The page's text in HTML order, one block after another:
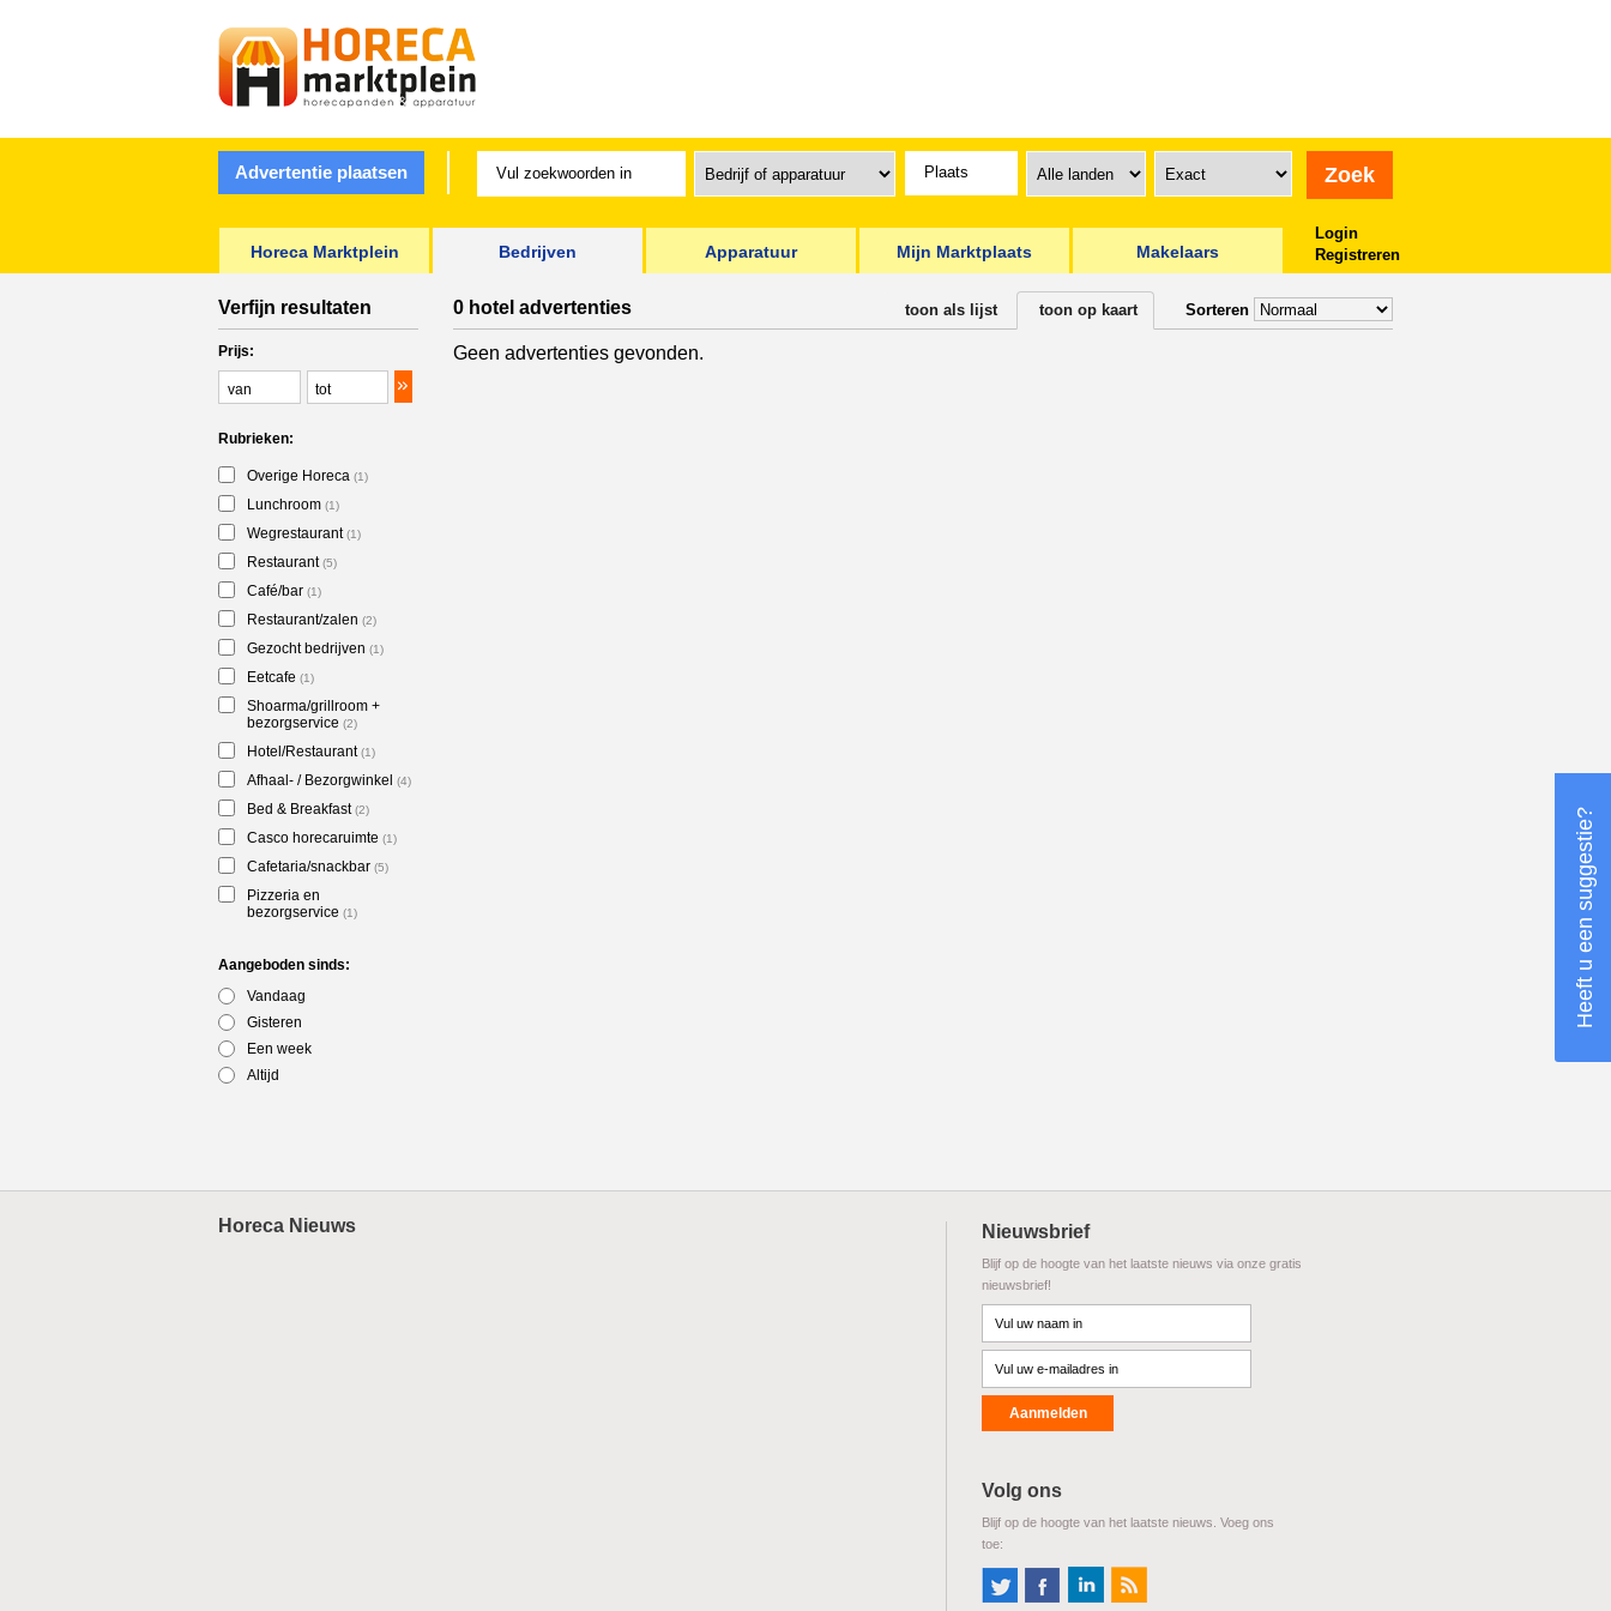
Advertentie plaatsen
Horeca Marktplein Bedrijven Apparatuur Mijn Marktplaats Makelaars
Login
Registreren
Verfijn resultaten
Prijs:
Rubrieken:
Overige Horeca (1)
Lunchroom (1)
Wegrestaurant(1)
Restaurant(5)
Café/bar (1)
Restaurant/zalen (2)
Gezocht bedrijven (1)
Eetcafe (1)
Shoarma/grillroom +
bezorgservice (2)
Hotel/Restaurant(1)
Afhaal- / Bezorgwinkel (4)
Bed & Breakfast(2)
Casco horecaruimte (1)
Cafetaria/snackbar (5)
Pizzeria en
bezorgservice (1)
Aangeboden sinds:
Vandaag
Gisteren
Een week
Altijd
0 hotel advertenties Sorteren
toon als lijst toon op kaart
Geen advertenties gevonden.
Horeca Nieuws Nieuwsbrief
Blijf op de hoogte van het laatste nieuws via onze gratis
nieuwsbrief!
Volg ons
Blijf op de hoogte van het laatste nieuws. Voeg ons
toe:
Heeft u een suggestie?